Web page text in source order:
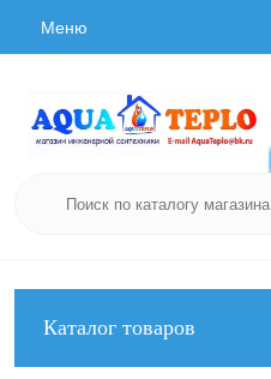
Меню
Каталог товаров